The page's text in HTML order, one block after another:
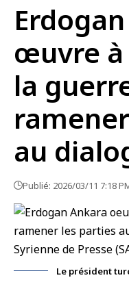
œuvre
la
au
Publié: 2026/03/11 7:18
Le président